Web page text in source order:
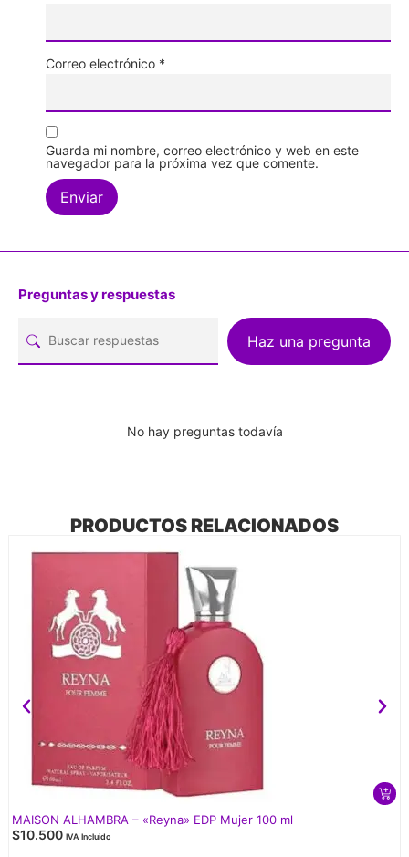
Correo electrónico *
Guarda mi nombre, correo electrónico y web en este
navegador para la próxima vez que comente.
Preguntas y respuestas
Haz una pregunta
No hay preguntas todavía
PRODUCTOS RELACIONADOS
MAISON ALHAMBRA – «Reyna» EDP Mujer 100 ml
$10.500 IVA Incluido